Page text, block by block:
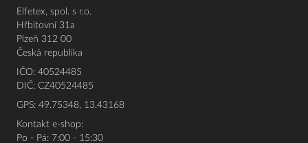
Elfetex, spol. s r.o.
Hřbitovní 31a
Plzeň 312 00
Česká republika
IČO: 40524485
DIČ: CZ40524485
GPS: 49.75348, 13.43168
Kontakt e-shop:
Po - Pá: 7:00 - 15:30